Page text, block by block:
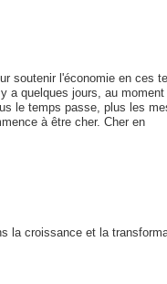
soutenir l'économie en ces
a quelques jours, au moment
le temps passe, plus les
à être cher. Cher en
la croissance et la